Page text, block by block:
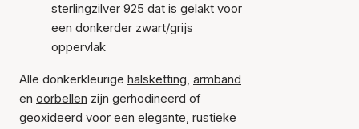
sterlingzilver 925 dat is gelakt voor
een donkerder zwart/grijs
oppervlak
Alle donkerkleurige halsketting, armband
en oorbellen zijn gerhodineerd of
geoxideerd voor een elegante, rustieke